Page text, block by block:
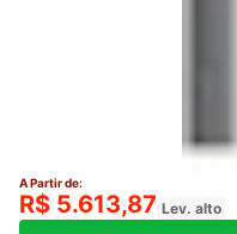
A Partir de:
R$ 5.613,87 Lev. alto